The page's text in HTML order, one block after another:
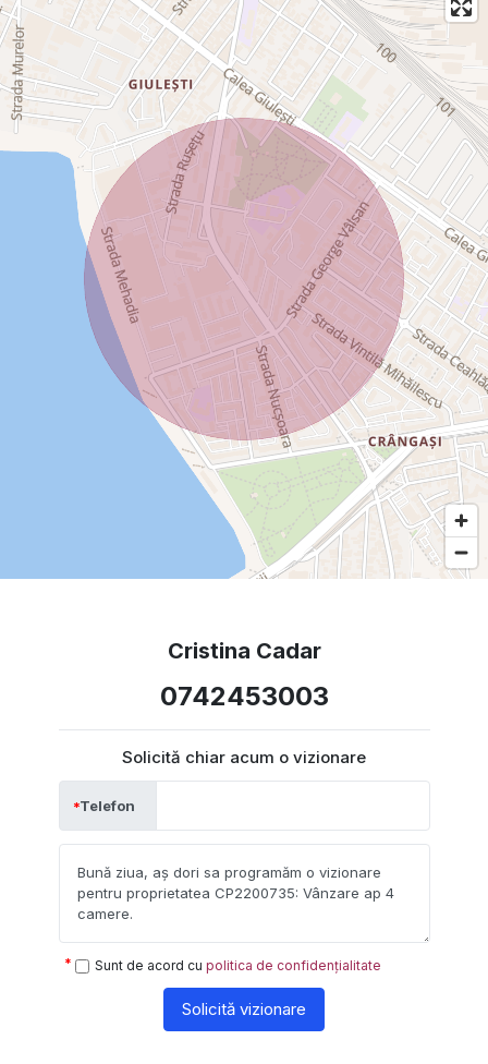
Cristina Cadar
0742453003
Solicită chiar acum o vizionare
Telefon
Sunt de acord cu politica de confidențialitate
Solicită vizionare